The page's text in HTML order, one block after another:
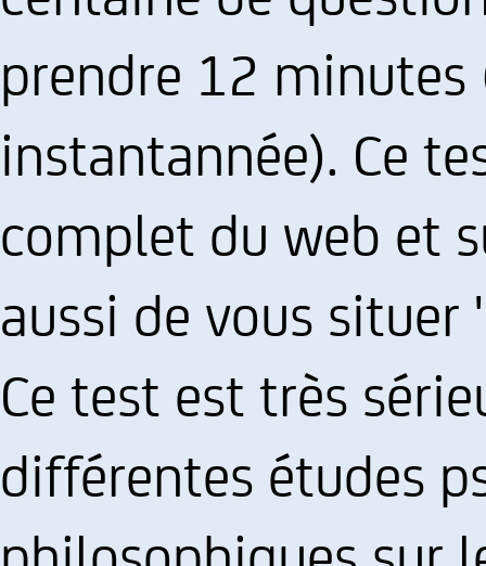
prendre 12 minutes
instantannée). Ce
complet du web et
aussi de vous
Ce test est très
différentes études